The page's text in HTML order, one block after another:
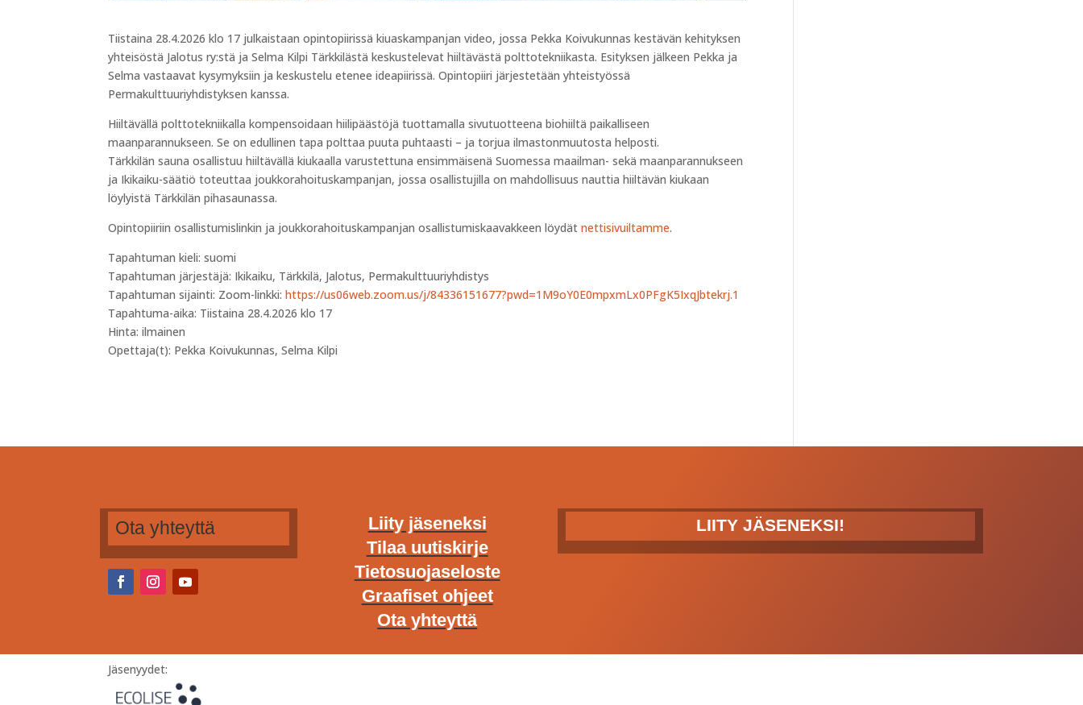
Tiistaina 28.4.2026 klo 17 julkaistaan opintopiirissä kiuaskampanjan video, jossa Pekka Koivukunnas kestävän kehityksen
yhteisöstä Jalotus ry:stä ja Selma Kilpi Tärkkilästä keskustelevat hiiltävästä polttotekniikasta. Esityksen jälkeen Pekka ja
Selma vastaavat kysymyksiin ja keskustelu etenee ideapiirissä. Opintopiiri järjestetään yhteistyössä
Permakulttuuriyhdistyksen kanssa.
Hiiltävällä polttotekniikalla kompensoidaan hiilipäästöjä tuottamalla sivutuotteena biohiiltä paikalliseen
maanparannukseen. Se on edullinen tapa polttaa puuta puhtaasti – ja torjua ilmastonmuutosta helposti.
Tärkkilän sauna osallistuu hiiltävällä kiukaalla varustettuna ensimmäisenä Suomessa maailman- sekä maanparannukseen
ja Ikikaiku-säätiö toteuttaa joukkorahoituskampanjan, jossa osallistujilla on mahdollisuus nauttia hiiltävän kiukaan
löylyistä Tärkkilän pihasaunassa.
Opintopiiriin osallistumislinkin ja joukkorahoituskampanjan osallistumiskaavakkeen löydätnettisivuiltamme.
Tapahtuman kieli: suomi
Tapahtuman järjestäjä: Ikikaiku, Tärkkilä, Jalotus, Permakulttuuriyhdistys
Tapahtuman sijainti: Zoom-linkki:https://us06web.zoom.us/j/84336151677?pwd=1M9oY0E0mpxmLx0PFgK5IxqJbtekrj.1
Tapahtuma-aika: Tiistaina 28.4.2026 klo 17
Hinta: ilmainen
Opettaja(t): Pekka Koivukunnas, Selma Kilpi
Ota yhteyttä
Liity jäseneksi
Tilaa uutiskirje
Tietosuojaseloste
Graafiset ohjeet
Ota yhteyttä
LIITY JÄSENEKSI!
Jäsenyydet: